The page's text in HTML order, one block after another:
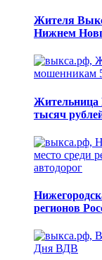
Жителя
Нижнем
Жительница
тысяч
регионов